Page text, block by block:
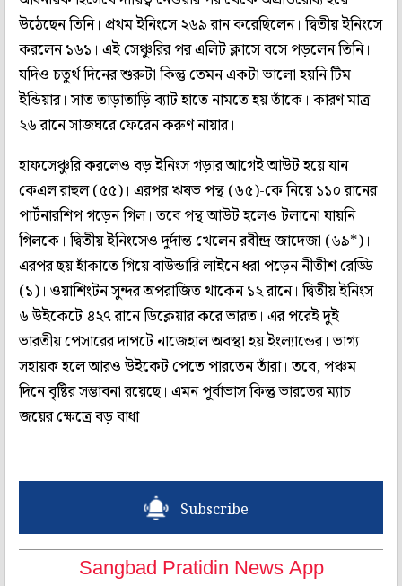
উঠেছেন তিনি। প্রথম ইনিংসে ২৬৯ রান করেছিলেন। দ্বিতীয় ইনিংসে
করলেন ১৬১। এই সেঞ্চুরির পর এলিট ক্লাসে বসে পড়লেন তিনি।
যদিও চতুর্থ দিনের শুরুটা কিন্তু তেমন একটা ভালো হয়নি টিম
ইন্ডিয়ার। সাত তাড়াতাড়ি ব্যাট হাতে নামতে হয় তাঁকে। কারণ মাত্র
২৬ রানে সাজঘরে ফেরেন করুণ নায়ার।
হাফসেঞ্চুরি করলেও বড় ইনিংস গড়ার আগেই আউট হয়ে যান
কেএল রাহুল (৫৫)। এরপর ঋষভ পন্থ (৬৫)-কে নিয়ে ১১০ রানের
পার্টনারশিপ গড়েন গিল। তবে পন্থ আউট হলেও টলানো যায়নি
গিলকে। দ্বিতীয় ইনিংসেও দুর্দান্ত খেলেন রবীন্দ্র জাদেজা (৬৯*)।
এরপর ছয় হাঁকাতে গিয়ে বাউন্ডারি লাইনে ধরা পড়েন নীতীশ রেড্ডি
(১)। ওয়াশিংটন সুন্দর অপরাজিত থাকেন ১২ রানে। দ্বিতীয় ইনিংস
৬ উইকেটে ৪২৭ রানে ডিক্লেয়ার করে ভারত। এর পরেই দুই
ভারতীয় পেসারের দাপটে নাজেহাল অবস্থা হয় ইংল্যান্ডের। ভাগ্য
সহায়ক হলে আরও উইকেট পেতে পারতেন তাঁরা। তবে, পঞ্চম
দিনে বৃষ্টির সম্ভাবনা রয়েছে। এমন পূর্বাভাস কিন্তু ভারতের ম্যাচ
জয়ের ক্ষেত্রে বড় বাধা।
Subscribe
Sangbad Pratidin News App